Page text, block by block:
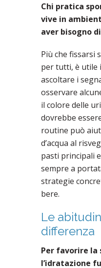
Chi pratica
vive in
aver bisogno
Più che fissarsi
per tutti, è utile
ascoltare i
osservare
il colore delle
dovrebbe
routine può
d’acqua al
pasti principali
sempre a
strategie
bere.
Le
differenza
Per favorire
l’idratazione